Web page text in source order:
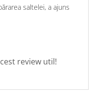
saltelei, a ajuns
review util!